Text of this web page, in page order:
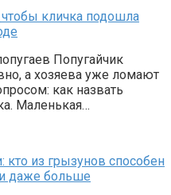
чтобы кличка подошла
Попугайчик
а хозяева уже ломают
как назвать
Маленькая…
из грызунов способен
даже больше